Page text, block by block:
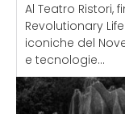
Al Teatro Ristori,
Revolutionary
iconiche del
e tecnologie...